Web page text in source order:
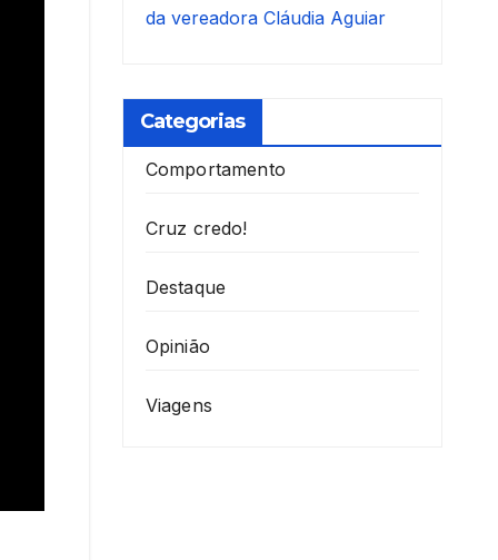
da vereadora Cláudia Aguiar
Categorias
Comportamento
Cruz credo!
Destaque
Opinião
Viagens